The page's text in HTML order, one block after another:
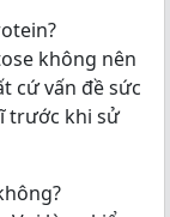
không nên
cứ vấn đề sức
trước khi sử